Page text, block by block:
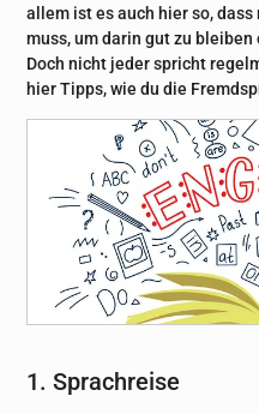
allem ist es auch hier so,
muss, um darin gut zu
Doch nicht jeder spricht
hier Tipps, wie du die
1. Sprachreise